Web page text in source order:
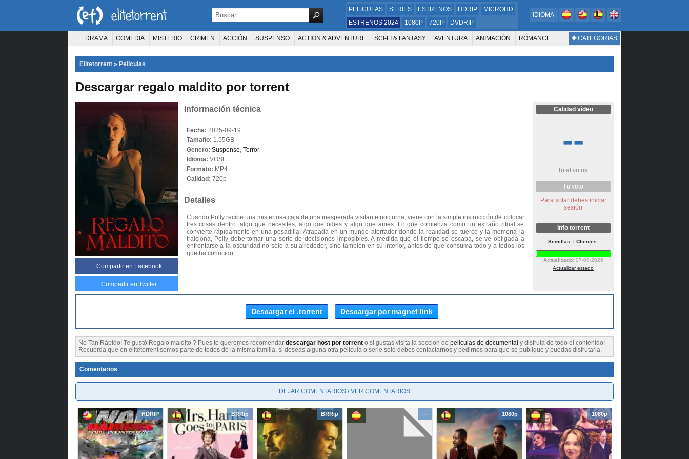
PELICULAS SERIES ESTRENOS HDRIP
MICROHD
ESTRENOS 2024
1080P 720P DVDRIP
IDIOMA
CATEGORIAS
DRAMA COMEDIA MISTERIO CRIMEN ACCIÓN SUSPENSO ACTION & ADVENTURE SCI-FI & FANTASY AVENTURA ANIMACIÓN ROMANCE
Elitetorrent » Peliculas
Descargar regalo maldito por torrent
Compartir en Facebook
Compartir en Twitter
Información técnica
Fecha: 2025-09-19
Tamaño: 1.55GB
Genero: Suspense, Terror
Idioma: VOSE
Formato: MP4
Calidad: 720p
Detalles
Cuando Polly recibe una misteriosa caja de una inesperada visitante nocturna, viene con la simple instrucción de colocar
tres cosas dentro: algo que necesites, algo que odies y algo que ames. Lo que comienza como un extraño ritual se
convierte rápidamente en una pesadilla. Atrapada en un mundo aterrador donde la realidad se tuerce y la memoria la
traiciona, Polly debe tomar una serie de decisiones imposibles. A medida que el tiempo se escapa, se ve obligada a
enfrentarse a la oscuridad no sólo a su alrededor, sino también en su interior, antes de que consuma todo y a todos los
que ha conocido.
Calidad vídeo
--
Total votos:
Tu voto
Para votar debes iniciar
sesión
Info torrent
Semillas: |Clientes:
Actualizado: 07-08-2026
Actualizar estado
Descargar el .torrent Descargar por magnet link
No Tan Rápido! Te gustó Regalo maldito ? Pues te queremos recomendar descargar host por torrent o si gustas visita la seccion de peliculas de documental y disfruta de todo el contenido!
Recuerda que en elitetorrent somos parte de todos de la misma familia, si deseas alguna otra pelicula o serie solo debes contactarnos y pedirnos para que se publique y puedas disfrutarla.
Comentarios
DEJAR COMENTARIOS / VER COMENTARIOS
HDRIP BRRip BRRip --- 1080p 1080p